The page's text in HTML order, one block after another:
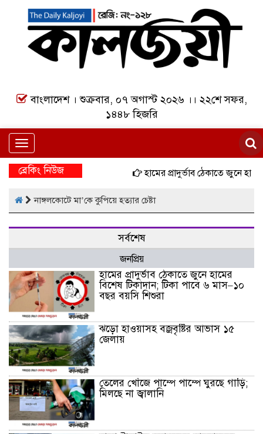
বাংলাদেশ । শুক্রবার, ০৭ অগাস্ট ২০২৬ ।। ২২শে সফর,
১৪৪৮ হিজরি
Toggle
navigation
ব্রেকিং নিউজ হামের প্রাদুর্ভাব ঠেকাতে জুনে
নাঙ্গলকোটে মা’কে কুপিয়ে হত্যার চেষ্টা
সর্বশেষ
জনপ্রিয়
হামের প্রাদুর্ভাব ঠেকাতে জুনে হামের
বিশেষ টিকাদান; টিকা পাবে ৬ মাস–১০
বছর বয়সি শিশুরা
ঝড়ো হাওয়াসহ বজ্রবৃষ্টির আভাস ১৫
জেলায়
তেলের খোঁজে পাম্পে পাম্পে ঘুরছে গাড়ি;
মিলছে না জ্বালানি